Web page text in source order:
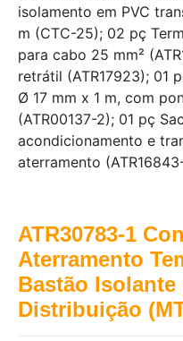
isolamento em PVC
m (CTC-25); 02 pç
para cabo 25 mm²
retrátil (ATR17923); 01
Ø 17 mm x 1 m, com
(ATR00137-2); 01 pç
acondicionamento e
aterramento
ATR30783-1
Aterramento
Bastão Isolante
Distribuição